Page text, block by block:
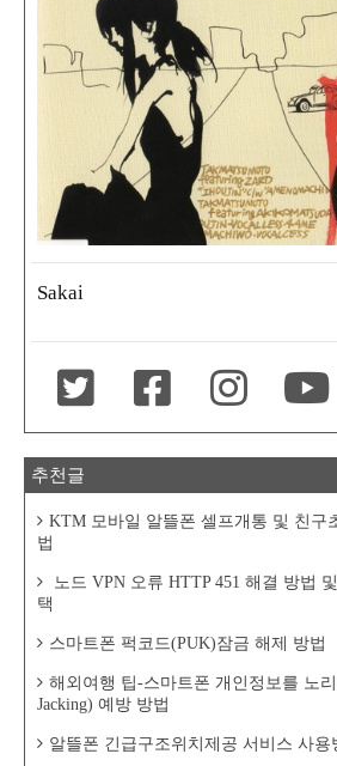
Sakai
추천글
KTM 모바일 알뜰폰 셀프개통 및 친구
법
노드 VPN 오류 HTTP 451 해결 방법
택
스마트폰 퍽코드(PUK)잠금 해제 방법
해외여행 팁-스마트폰 개인정보를 노
Jacking) 예방 방법
알뜰폰 긴급구조위치제공 서비스 사용